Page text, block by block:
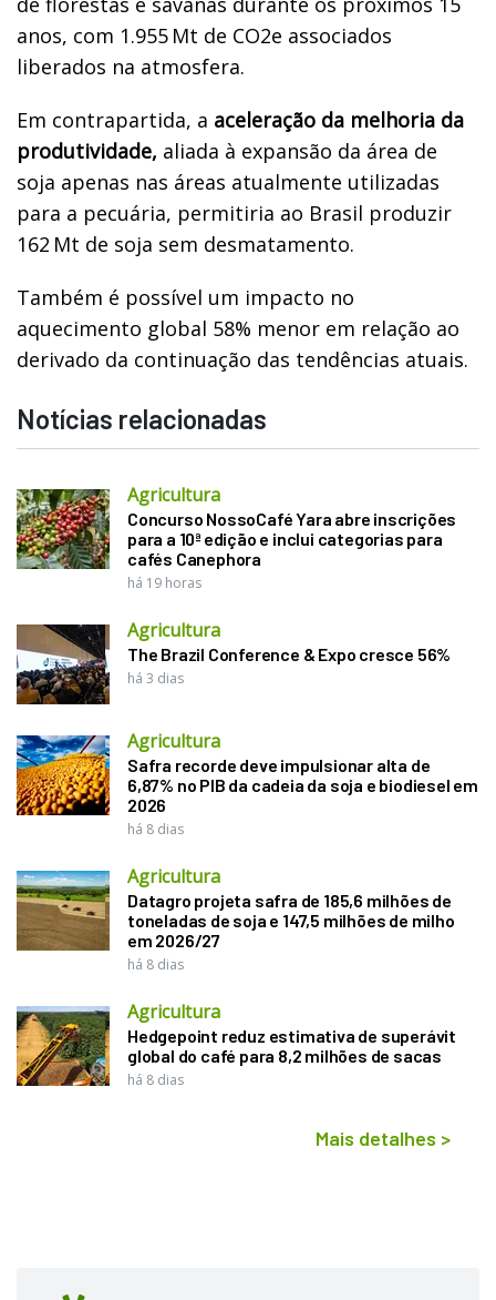
anos, com 1.955 Mt de CO2e associados
liberados na atmosfera.
Em contrapartida, a aceleração da melhoria da
produtividade, aliada à expansão da área de
soja apenas nas áreas atualmente utilizadas
para a pecuária, permitiria ao Brasil produzir
162 Mt de soja sem desmatamento.
Também é possível um impacto no
aquecimento global 58% menor em relação ao
derivado da continuação das tendências atuais.
Notícias relacionadas
Agricultura
Concurso NossoCafé Yara abre inscrições
para a 10ª edição e inclui categorias para
cafés Canephora
há 19 horas
Agricultura
The Brazil Conference & Expo cresce 56%
há 3 dias
Agricultura
Safra recorde deve impulsionar alta de
6,87% no PIB da cadeia da soja e biodiesel em
2026
há 8 dias
Agricultura
Datagro projeta safra de 185,6 milhões de
toneladas de soja e 147,5 milhões de milho
em 2026/27
há 8 dias
Agricultura
Hedgepoint reduz estimativa de superávit
global do café para 8,2 milhões de sacas
há 8 dias
Mais detalhes >